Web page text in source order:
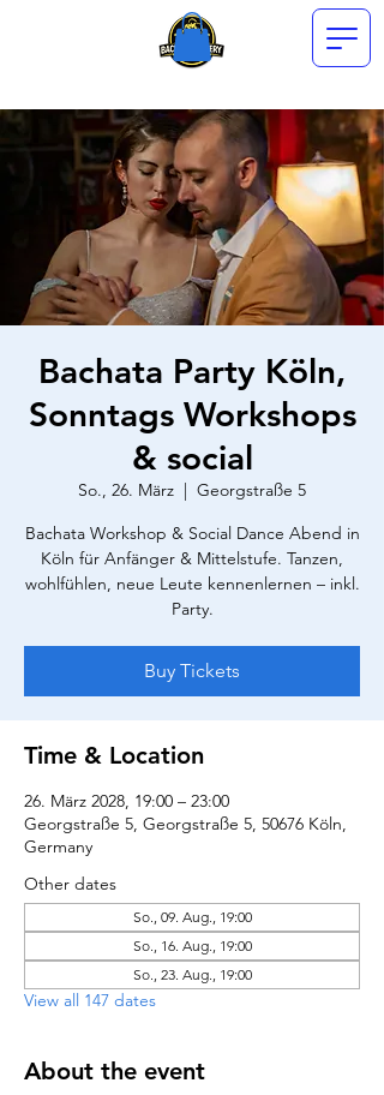
Bachata Party Köln,
Sonntags Workshops
& social
So., 26. März
  |
Georgstraße 5
Bachata Workshop & Social Dance Abend in
Köln für Anfänger & Mittelstufe. Tanzen,
wohlfühlen, neue Leute kennenlernen – inkl.
Party.
Buy Tickets
Time & Location
26. März 2028, 19:00 – 23:00
Georgstraße 5, Georgstraße 5, 50676 Köln,
Germany
Other dates
So., 09. Aug., 19:00
So., 16. Aug., 19:00
So., 23. Aug., 19:00
View all 147 dates
About the event